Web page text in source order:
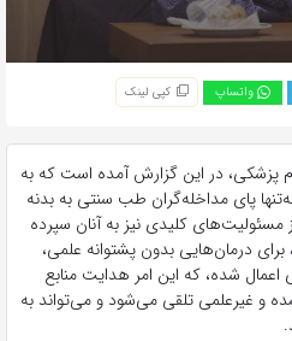
واتساپ کپی لینک
پزشکی، در این گزارش آمده است که به
پای مداخله‌گران طب سنتی به بدنه
مسئولیت‌های کلیدی نیز به آنان سپرده
درمان‌هایی بدون پشتوانه علمی،
شده، که این امر هدایت منابع
و غیرعلمی تلقی می‌شود و می‌تواند به